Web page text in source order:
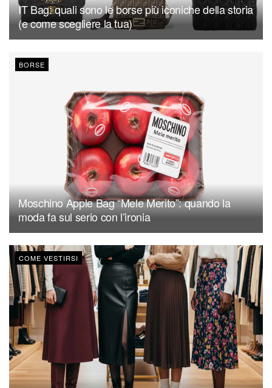
IT Bag: quali sono le borse più iconiche della storia
(e come scegliere la tua)
BORSE
Moschino Apple Bag “Mele Merito”: quando la
moda fa sul serio con l’ironia
COME VESTIRSI